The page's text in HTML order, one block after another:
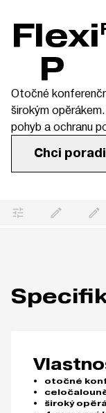
Flexi
P
Otočné
širokým
pohyb a ochranu
Chci
otočné
široký